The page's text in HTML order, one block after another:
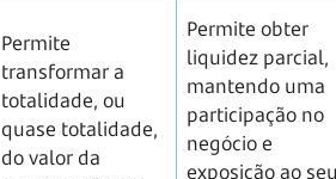
Permite
transformar a
totalidade, ou
quase totalidade,
do valor da
Permite obter
liquidez parcial,
mantendo uma
participação no
negócio e
exposição ao